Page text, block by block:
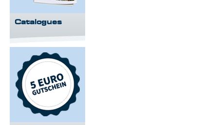
Catalogues